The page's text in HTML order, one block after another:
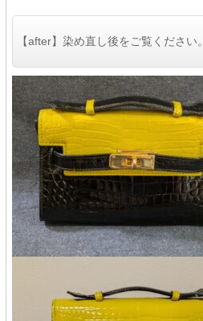
【after】染め直し後をご覧ください。